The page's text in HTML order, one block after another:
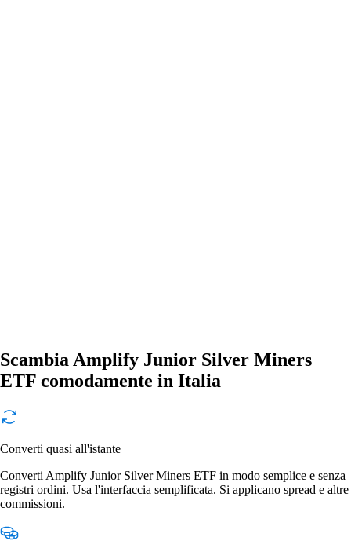
Scambia Amplify Junior Silver Miners
ETF comodamente in Italia
Converti quasi all'istante
Converti Amplify Junior Silver Miners ETF in modo semplice e senza
registri ordini. Usa l'interfaccia semplificata. Si applicano spread e altre
commissioni.